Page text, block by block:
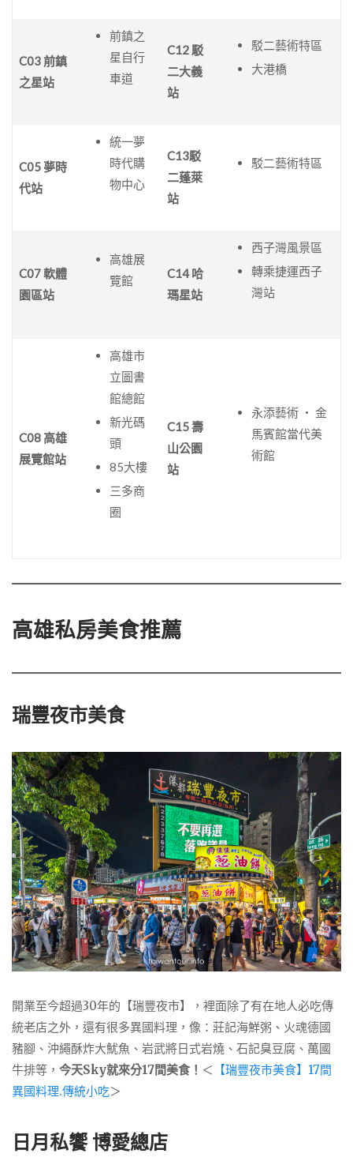
C03 前鎮
之星站
前鎮之
星自行
車道
C12 駁
二大義
站
駁二藝術特區
大港橋
C05 夢時
代站
統一夢
時代購
物中心
C13駁
二蓬萊
站
駁二藝術特區
C07 軟體
園區站
高雄展
覽館
C14 哈
瑪星站
西子灣風景區
轉乘捷運西子
灣站
C08 高雄
展覽館站
高雄市
立圖書
館總館
新光碼
頭
85大樓
三多商
圈
C15 壽
山公園
站
永添藝術 ‧ 金
馬賓館當代美
術館
高雄私房美食推薦
瑞豐夜市美食
開業至今超過30年的【瑞豐夜市】，裡面除了有在地人必吃傳
統老店之外，還有很多異國料理，像：莊記海鮮粥、火魂德國
豬腳、沖繩酥炸大魷魚、岩武將日式岩燒、石記臭豆腐、萬國
牛排等， 今天Sky就來分17間美食！ ＜
【瑞豐夜市美食】17間
異國料理.傳統小吃＞
日月私饗 博愛總店